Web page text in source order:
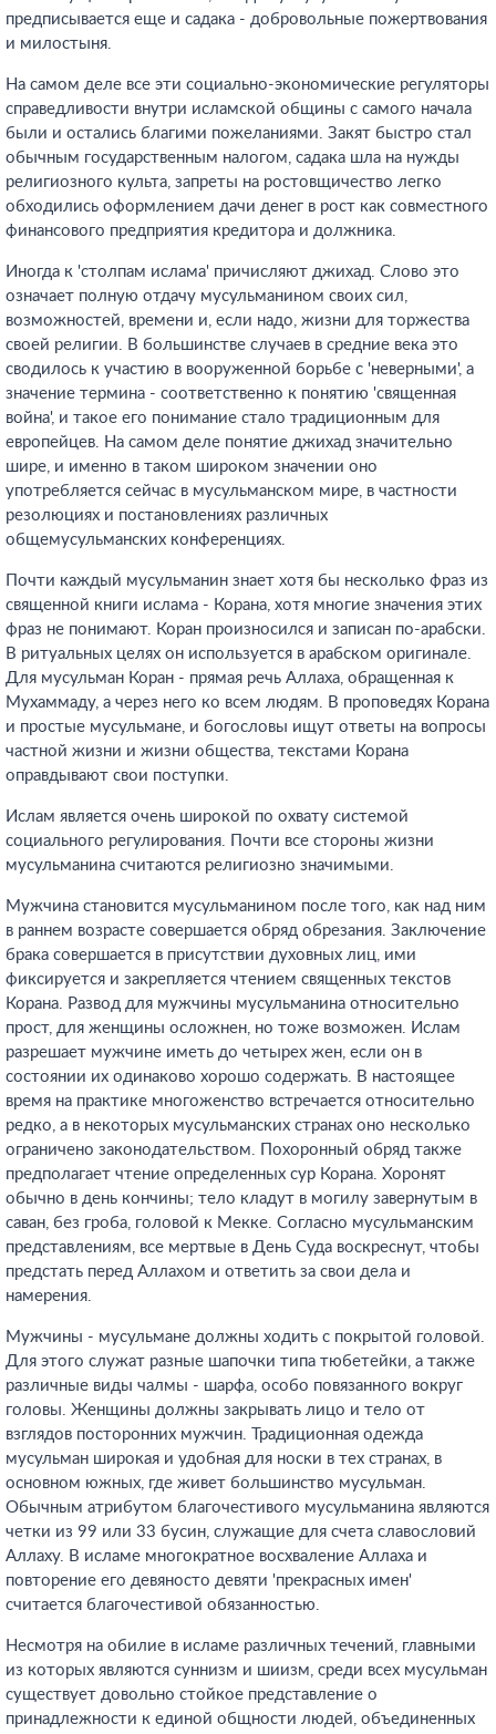
предписывается еще и садака - добровольные пожертвования
и милостыня.
На самом деле все эти социально-экономические регуляторы
справедливости внутри исламской общины с самого начала
были и остались благими пожеланиями. Закят быстро стал
обычным государственным налогом, садака шла на нужды
религиозного культа, запреты на ростовщичество легко
обходились оформлением дачи денег в рост как совместного
финансового предприятия кредитора и должника.
Иногда к 'столпам ислама' причисляют джихад. Слово это
означает полную отдачу мусульманином своих сил,
возможностей, времени и, если надо, жизни для торжества
своей религии. В большинстве случаев в средние века это
сводилось к участию в вооруженной борьбе с 'неверными', а
значение термина - соответственно к понятию 'священная
война', и такое его понимание стало традиционным для
европейцев. На самом деле понятие джихад значительно
шире, и именно в таком широком значении оно
употребляется сейчас в мусульманском мире, в частности
резолюциях и постановлениях различных
общемусульманских конференциях.
Почти каждый мусульманин знает хотя бы несколько фраз из
священной книги ислама - Корана, хотя многие значения этих
фраз не понимают. Коран произносился и записан по-арабски.
В ритуальных целях он используется в арабском оригинале.
Для мусульман Коран - прямая речь Аллаха, обращенная к
Мухаммаду, а через него ко всем людям. В проповедях Корана
и простые мусульмане, и богословы ищут ответы на вопросы
частной жизни и жизни общества, текстами Корана
оправдывают свои поступки.
Ислам является очень широкой по охвату системой
социального регулирования. Почти все стороны жизни
мусульманина считаются религиозно значимыми.
Мужчина становится мусульманином после того, как над ним
в раннем возрасте совершается обряд обрезания. Заключение
брака совершается в присутствии духовных лиц, ими
фиксируется и закрепляется чтением священных текстов
Корана. Развод для мужчины мусульманина относительно
прост, для женщины осложнен, но тоже возможен. Ислам
разрешает мужчине иметь до четырех жен, если он в
состоянии их одинаково хорошо содержать. В настоящее
время на практике многоженство встречается относительно
редко, а в некоторых мусульманских странах оно несколько
ограничено законодательством. Похоронный обряд также
предполагает чтение определенных сур Корана. Хоронят
обычно в день кончины; тело кладут в могилу завернутым в
саван, без гроба, головой к Мекке. Согласно мусульманским
представлениям, все мертвые в День Суда воскреснут, чтобы
предстать перед Аллахом и ответить за свои дела и
намерения.
Мужчины - мусульмане должны ходить с покрытой головой.
Для этого служат разные шапочки типа тюбетейки, а также
различные виды чалмы - шарфа, особо повязанного вокруг
головы. Женщины должны закрывать лицо и тело от
взглядов посторонних мужчин. Традиционная одежда
мусульман широкая и удобная для носки в тех странах, в
основном южных, где живет большинство мусульман.
Обычным атрибутом благочестивого мусульманина являются
четки из 99 или 33 бусин, служащие для счета славословий
Аллаху. В исламе многократное восхваление Аллаха и
повторение его девяносто девяти 'прекрасных имен'
считается благочестивой обязанностью.
Несмотря на обилие в исламе различных течений, главными
из которых являются суннизм и шиизм, среди всех мусульман
существует довольно стойкое представление о
принадлежности к единой общности людей, объединенных